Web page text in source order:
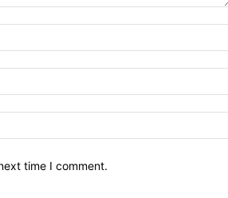
time I comment.